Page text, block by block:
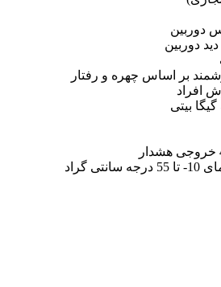
دوربین
دوربین
بر اساس چهره و رفتار
افراد
گراد